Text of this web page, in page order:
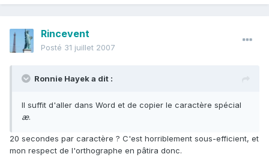
Rincevent
Posté 31 juillet 2007
Ronnie Hayek a dit :
Il suffit d'aller dans Word et de copier le caractère spécial
æ.
20 secondes par caractère ? C'est horriblement sous-efficient, et
mon respect de l'orthographe en pâtira donc.